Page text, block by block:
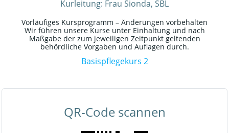
Kurleitung: Frau Sionda, SBL
Vorläufiges Kursprogramm – Änderungen vorbehalten
Wir führen unsere Kurse unter Einhaltung und nach
Maßgabe der zum jeweiligen Zeitpunkt geltenden
behördliche Vorgaben und Auflagen durch.
Basispflegekurs 2
QR-Code scannen